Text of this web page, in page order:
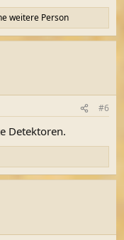
weitere Person
#6
Detektoren.